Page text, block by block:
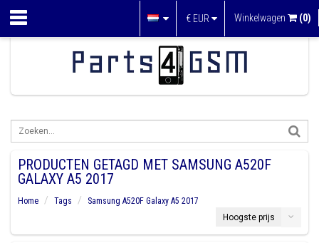
€ EUR Winkelwagen (0)
PRODUCTEN GETAGD MET SAMSUNG A520F
GALAXY A5 2017
Home Tags
Samsung A520F Galaxy A5 2017
Hoogste prijs